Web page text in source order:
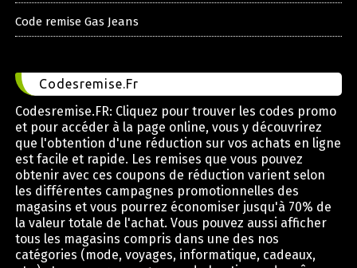
Code remise Gas Jeans
Codesremise.Fr
Codesremise.FR: Cliquez pour trouver les codes promo
et pour accéder à la page online, vous y découvrirez
que l'obtention d'une réduction sur vos achats en ligne
est facile et rapide. Les remises que vous pouvez
obtenir avec ces coupons de réduction varient selon
les différentes campagnes promotionnelles des
magasins et vous pourrez économiser jusqu'à 70% de
la valeur totale de l'achat. Vous pouvez aussi afficher
tous les magasins compris dans une des nos
catégories (mode, voyages, informatique, cadeaux,